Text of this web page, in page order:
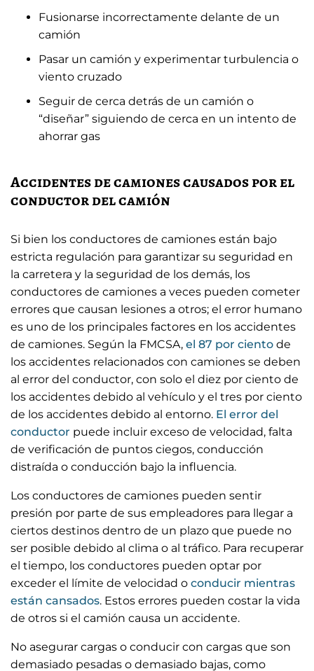
Fusionarse incorrectamente delante de un
camión
Pasar un camión y experimentar turbulencia o
viento cruzado
Seguir de cerca detrás de un camión o
“diseñar” siguiendo de cerca en un intento de
ahorrar gas
Accidentes de camiones causados ​​por el
conductor del camión
Si bien los conductores de camiones están bajo
estricta regulación para garantizar su seguridad en
la carretera y la seguridad de los demás, los
conductores de camiones a veces pueden cometer
errores que causan lesiones a otros; el error humano
es uno de los principales factores en los accidentes
de camiones. Según la FMCSA, el 87 por ciento de
los accidentes relacionados con camiones se deben
al error del conductor, con solo el diez por ciento de
los accidentes debido al vehículo y el tres por ciento
de los accidentes debido al entorno. El error del
conductor puede incluir exceso de velocidad, falta
de verificación de puntos ciegos, conducción
distraída o conducción bajo la influencia.
Los conductores de camiones pueden sentir
presión por parte de sus empleadores para llegar a
ciertos destinos dentro de un plazo que puede no
ser posible debido al clima o al tráfico. Para recuperar
el tiempo, los conductores pueden optar por
exceder el límite de velocidad o conducir mientras
están cansados. Estos errores pueden costar la vida
de otros si el camión causa un accidente.
No asegurar cargas o conducir con cargas que son
demasiado pesadas o demasiado bajas, como